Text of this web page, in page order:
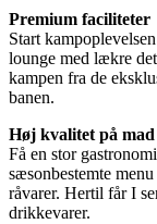
Premium faciliteter
Start
lounge med lækre
kampen fra de
banen.
Høj kvalitet på mad
Få en stor
sæsonbestemte
råvarer. Hertil får I
drikkevarer.